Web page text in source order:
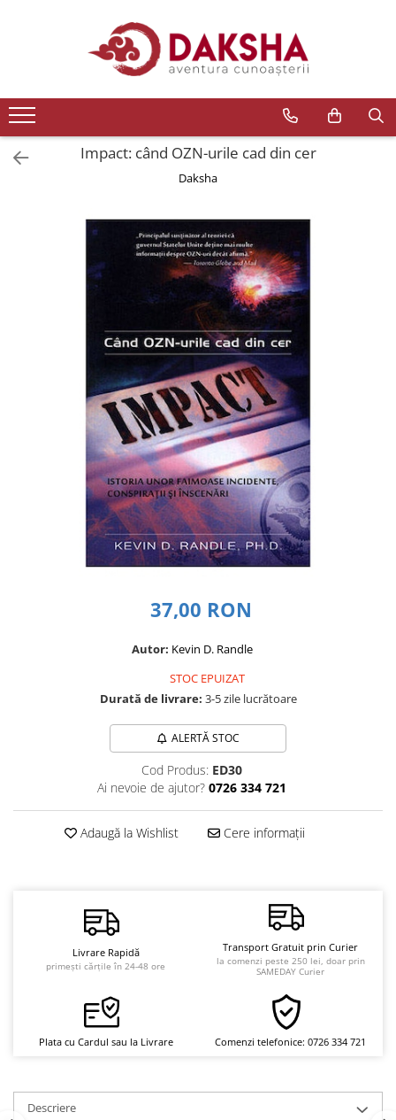
Editura Daksha
Seria Radu Cinamar
Seria Anton Parks
Extratereștrii
Transformare spirituală
Dezvoltare personală
Seria Montauk
Seria Chico Xavier
Seria Helena Blavatsky
Viata după moarte
Vindecare
Povestiri
Psihologie practică
Sexualitate
Lumea îngerilor
Seria Masaru Emoto
Inspiraţie divină
Viaţa de după moarte
Impact: când OZN-urile cad din cer
Daksha
37,00 RON
Autor: Kevin D. Randle
STOC EPUIZAT
Durată de livrare: 3-5 zile lucrătoare
ALERTĂ STOC
Cod Produs: ED30
Ai nevoie de ajutor? 0726 334 721
Adaugă la Wishlist Cere informații
Livrare Rapidă
primești cărțile în 24-48 ore
Transport Gratuit prin Curier
la comenzi peste 250 lei, doar prin
SAMEDAY Curier
Plata cu Cardul sau la Livrare Comenzi telefonice: 0726 334 721
Descriere